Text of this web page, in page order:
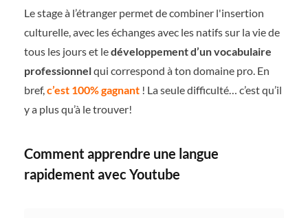
Le stage à l’étranger permet de combiner l'insertion
culturelle, avec les échanges avec les natifs sur la vie de
tous les jours et ledéveloppement d’un vocabulaire
professionnelqui correspond à ton domaine pro. En
bref,c’est 100% gagnant ! La seule difficulté… c’est qu’il
y a plus qu’à le trouver!
Comment apprendre une langue
rapidement avec Youtube